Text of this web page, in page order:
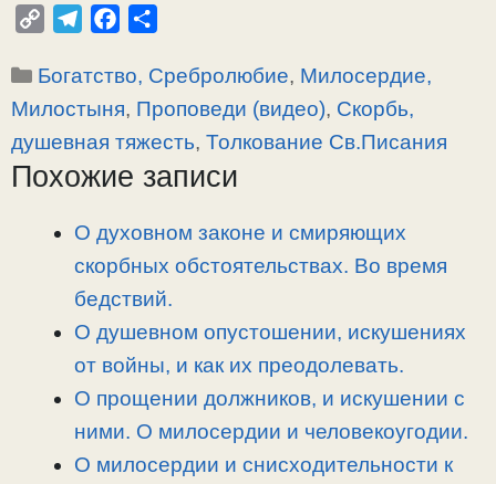
p
y
n
l
e
a
c
e
o
п
р
и
Рубрики
Богатство, Сребролюбие, Милосердие,
Милостыня, Проповеди (видео), Скорбь,
душевная тяжесть, Толкование Св.Писания
Похожие записи
О духовном законе и смиряющих
скорбных обстоятельствах. Во время
бедствий.
О душевном опустошении, искушениях
от войны, и как их преодолевать.
О прощении должников, и искушении с
ними. О милосердии и человекоугодии.
О милосердии и снисходительности к